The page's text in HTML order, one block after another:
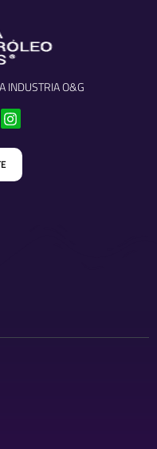
INDUSTRIA O&G
I
n
s
g